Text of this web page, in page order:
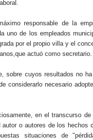
responsable de la
uno de los empleados
por el propio villa y el
actuó como secretario.
sobre cuyos resultados no
considerarlo necesario
en el transcurso
o autores de los hechos
situaciones de